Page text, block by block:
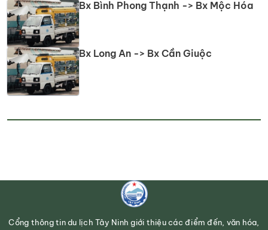
Bx Bình Phong Thạnh -> Bx Mộc Hóa
Bx Long An -> Bx Cần Giuộc
Cổng thông tin du lịch Tây Ninh giới thiệu các điểm đến, văn hóa,